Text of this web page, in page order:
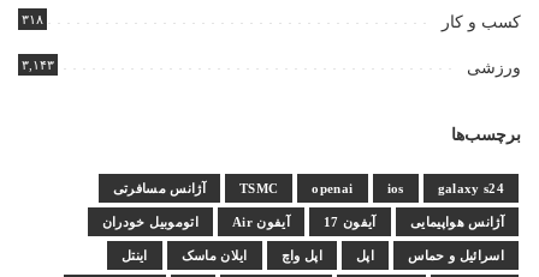
کسب و کار ۳۱۸
ورزشی ۳,۱۴۳
برچسب‌ها
galaxy s24
ios
openai
TSMC آژانس مسافرتی
آژانس هواپیمایی آیفون 17 آیفون Air اتوموبیل خودران
اسرائیل و حماس اپل اپل واچ ایلان ماسک اینتل